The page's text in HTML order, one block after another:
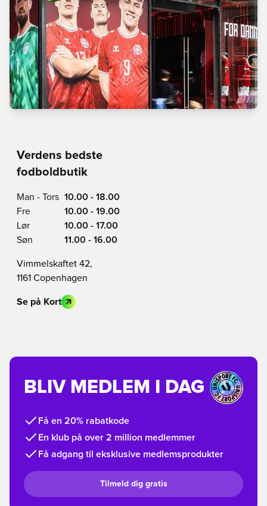
Verdens bedste
fodboldbutik
Man - Tors 10.00 - 18.00
Fre
10.00 - 19.00
Lør
10.00 - 17.00
Søn
11.00 - 16.00
Vimmelskaftet 42,
1161 Copenhagen
Se på Kort
BLIV MEDLEM I DAG
Få en 20% rabatkode
En klub på over 2 million medlemmer
Få adgang til eksklusive medlemsprodukter
Tilmeld dig gratis